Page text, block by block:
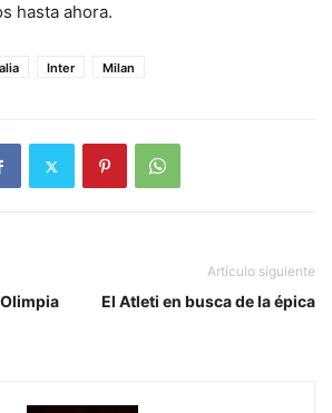
hasta ahora.
Inter Milan
Artículo siguiente
El Atleti en busca de la épica